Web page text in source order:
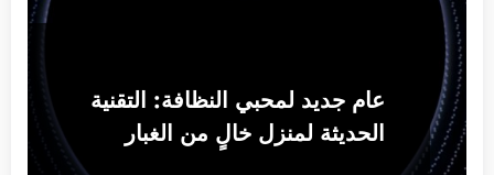
عام جديد لمحبي النظافة: التقنية
الحديثة لمنزل خالٍ من الغبار